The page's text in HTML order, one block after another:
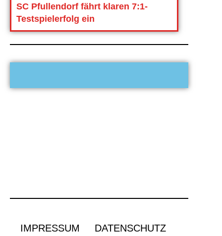
SC Pfullendorf fährt klaren 7:1-
Testspielerfolg ein
IMPRESSUM
DATENSCHUTZ